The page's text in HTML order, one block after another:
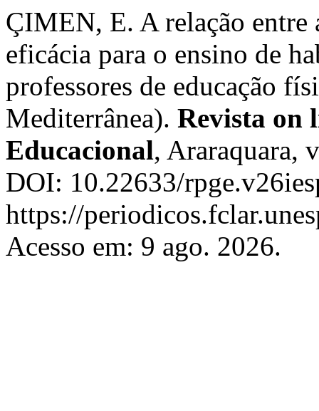
ÇIMEN, E. A relação entre
eficácia para o ensino de
professores de educação
Mediterrânea). Revista on
Educacional, Araraquara,
DOI: 10.22633/
https://
Acesso em: 9 ago. 2026.